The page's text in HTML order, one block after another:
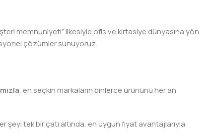
memnuniyeti” ilkesiyle ofis ve kırtasiye dünyasına yön
çözümler sunuyoruz.
, en seçkin markaların binlerce ürününü her an
şeyi tek bir çatı altında, en uygun fiyat avantajlarıyla